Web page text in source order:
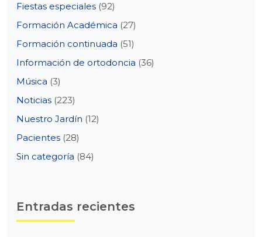
Fiestas especiales (92)
Formación Académica (27)
Formación continuada (51)
Información de ortodoncia (36)
Música (3)
Noticias (223)
Nuestro Jardín (12)
Pacientes (28)
Sin categoría (84)
Entradas recientes